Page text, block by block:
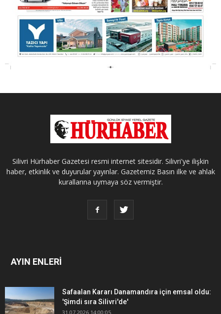
Silivri Hürhaber Gazetesi resmi internet sitesidir. Silivri'ye ilişkin
haber, etkinlik ve duyurular yayınlar. Gazetemiz Basın ilke ve ahlak
kurallarına uymaya söz vermiştir.
AYIN ENLERİ
Safaalan Kararı Danamandıra için emsal oldu:
'Şimdi sıra Silivri'de'
31.07.2026 14:00:05